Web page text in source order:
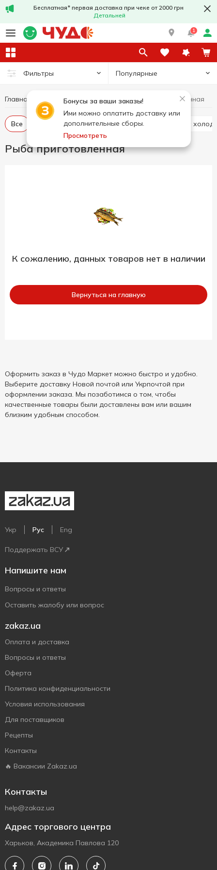
Бесплатная* первая доставка при чеке от 2000 грн
Детальней
1
Фильтры Популярные
Бонусы за ваши заказы!
Ими можно оплатить доставку или
дополнительные сборы.
Просмотреть
Главная Рыба и морепродукты Рыба приготовленная
Все Пресервы Рыба слабосоленая Рыба
Рыба приготовленная
К сожалению, данных товаров нет в наличии
Вернуться на главную
Оформить заказ в Чудо Маркет можно быстро и удобно.
Выберите доставку Новой почтой или Укрпочтой при
оформлении заказа. Мы позаботимся о том, чтобы
качественные товары были доставлены вам или вашим
близким удобным способом.
Укр Рус Eng
Поддержать ВСУ
Напишите нам
Вопросы и ответы
Оставить жалобу или вопрос
zakaz.ua
Оплата и доставка
Вопросы и ответы
Оферта
Политика конфиденциальности
Условия использования
Для поставщиков
Рецепты
Контакты
🔥 Вакансии Zakaz.ua
Контакты
help@zakaz.ua
Адрес торгового центра
Харьков, Академика Павлова 120